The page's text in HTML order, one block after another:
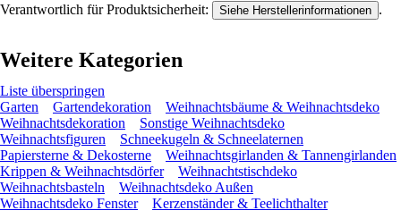
Verantwortlich für Produktsicherheit: Siehe Herstellerinformationen .
Weitere Kategorien
Liste überspringen
Garten
Gartendekoration
Weihnachtsbäume & Weihnachtsdeko
Weihnachtsdekoration
Sonstige Weihnachtsdeko
Weihnachtsfiguren
Schneekugeln & Schneelaternen
Papiersterne & Dekosterne
Weihnachtsgirlanden & Tannengirlanden
Krippen & Weihnachtsdörfer
Weihnachtstischdeko
Weihnachtsbasteln
Weihnachtsdeko Außen
Weihnachtsdeko Fenster
Kerzenständer & Teelichthalter